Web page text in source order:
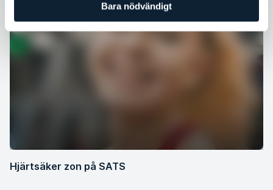
Bara nödvändigt
Hjärtsäker zon på SATS